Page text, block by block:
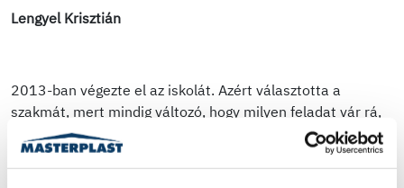
Lengyel Krisztián
2013-ban végezte el az iskolát. Azért választotta a
szakmát, mert mindig változó, hogy milyen feladat vár rá,
és az elvégzett munka gyümölcse még sok évig látható. A
versenyre az aranyéremért utazik. Bár a feladatokhoz